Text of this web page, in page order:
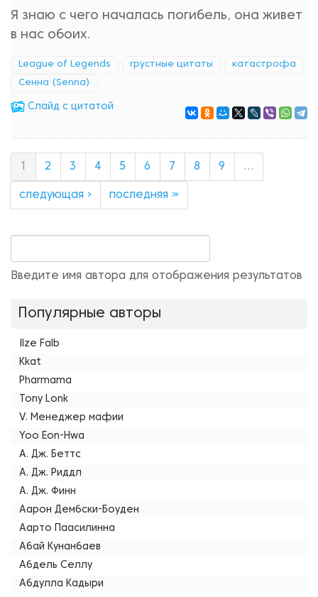
Я знаю с чего началась погибель, она живет
в нас обоих.
League of Legends грустные цитаты катастрофа
Сенна (Senna)
Cлайд с цитатой
2 3 4 5 6 7 8 9 …
следующая › последняя »
Введите имя автора для отображения результатов
Популярные авторы
Ilze Falb
Kkat
Pharmama
Tony Lonk
V. Менеджер мафии
Yoo Eon-Hwa
А. Дж. Беттс
А. Дж. Риддл
А. Дж. Финн
Аарон Дембски-Боуден
Аарто Паасилинна
Абай Кунанбаев
Абдель Селлу
Абдулла Кадыри